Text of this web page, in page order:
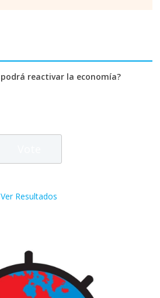
podrá reactivar la economía?
Ver Resultados